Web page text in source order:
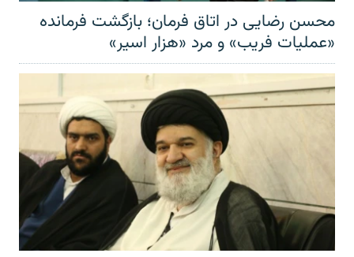
محسن رضایی در اتاق فرمان؛ بازگشت فرمانده
«عملیات فریب» و مرد «هزار اسیر»